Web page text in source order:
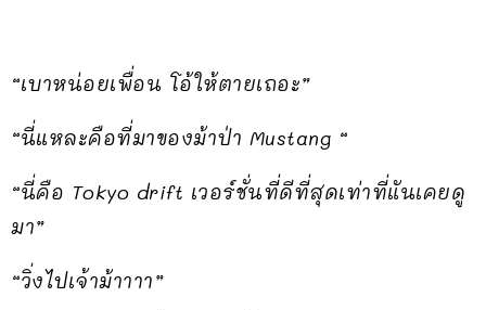
“เบาหน่อยเพื่อน โอ้ให้ตายเถอะ”
“นี่แหละคือที่มาของม้าป่า Mustang “
“นี่คือ Tokyo drift เวอร์ชั่นที่ดีที่สุดเท่าที่แันเคยดู
มา”
“วิ่งไปเจ้าม้าาาา”